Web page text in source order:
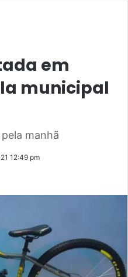
em
municipal
manhã
12:49 pm